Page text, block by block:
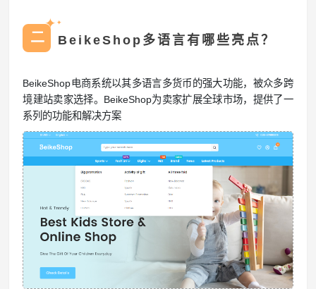
✦ ✦
二 BeikeShop多语言有哪些亮点？
BeikeShop电商系统以其多语言多货币的强大功能，被众多跨
境建站卖家选择。BeikeShop为卖家扩展全球市场，提供了一
系列的功能和解决方案